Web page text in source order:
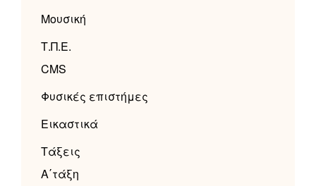
Μουσική
Τ.Π.Ε.
CMS
Φυσικές επιστήμες
Εικαστικά
Τάξεις
Α΄τάξη